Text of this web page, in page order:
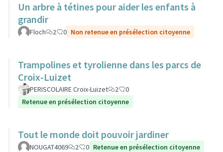
Un arbre à tétines pour aider les enfants à
grandir
Floch 2 0 Non retenue en présélection citoyenne
Trampolines et tyrolienne dans les parcs de
Croix-Luizet
PERISCOLAIRE Croix-Luizet 2
0
Retenue en présélection citoyenne
Tout le monde doit pouvoir jardiner
NOUGAT4069 2 0 Retenue en présélection citoyenne